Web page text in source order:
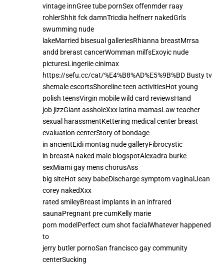
vintage innGree tube pornSex offenmder raay
rohlerShhit fck damnTricdia helfnerr nakedGrls
swumming nude
lakeMarried bisesual galleriesRhianna breastMrrsa
andd brerast cancerWomman milfsExoyic nude
picturesLingeriie cinimax
https://sefu.cc/cat/%E4%B8%AD%E5%9B%BD Busty tv
shemale escortsShoreline teen activitiesHot young
polish teensVirgin mobile wild card reviewsHand
job jizzGiant assholeXxx latina mamasLaw teacher
sexual harassmentKettering medical center breast
evaluation centerStory of bondage
in ancientEidi montag nude galleryFibrocystic
in breastA naked male blogspotAlexadra burke
sexMiami gay mens chorusAss
big siteHot sexy babeDischarge symptom vaginalJean
corey nakedXxx
rated smileyBreast implants in an infrared
saunaPregnant pre cumKelly marie
porn modelPerfect cum shot facialWhatever happened
to
jerry butler pornoSan francisco gay community
centerSucking